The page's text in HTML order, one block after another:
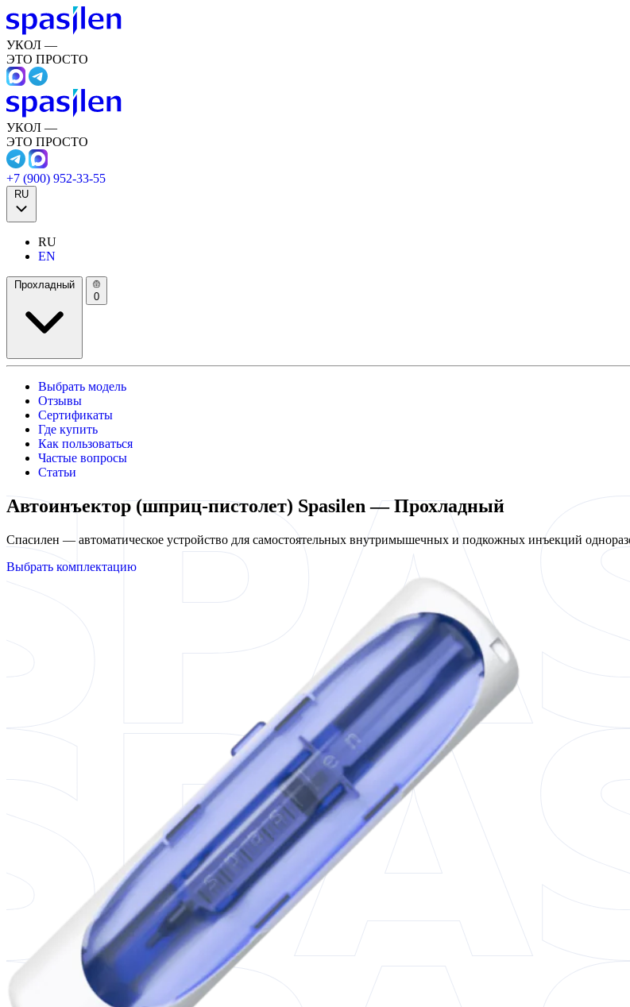
УКОЛ —
ЭТО ПРОСТО
УКОЛ —
ЭТО ПРОСТО
+7 (900) 952-33-55
RU
RU
EN
Прохладный
0
Выбрать модель
Отзывы
Сертификаты
Где купить
Как пользоваться
Частые вопросы
Статьи
Автоинъектор (шприц-пистолет) Spasilen — Прохладный
Спасилен — автоматическое устройство для самостоятельных внутримышечных и подкожных инъекций
Выбрать комплектацию